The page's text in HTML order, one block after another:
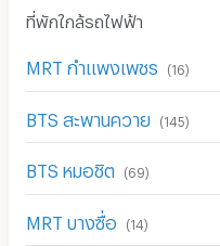
ที่พักใกล้รถไฟฟ้า
MRT กำแพงเพชร (16)
BTS สะพานควาย (145)
BTS หมอชิต (69)
MRT บางซื่อ (14 )